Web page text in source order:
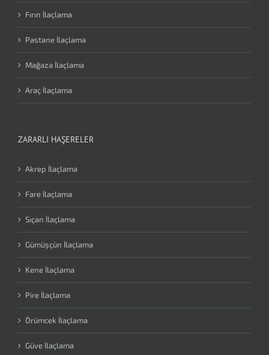
Fırın İlaçlama
Pastane İlaçlama
Mağaza İlaçlama
Araç İlaçlama
ZARARLI HAŞERELER
Akrep İlaçlama
Fare İlaçlama
Sıçan İlaçlama
Gümüşçün İlaçlama
Kene İlaçlama
Pire İlaçlama
Örümcek İlaçlama
Güve İlaçlama